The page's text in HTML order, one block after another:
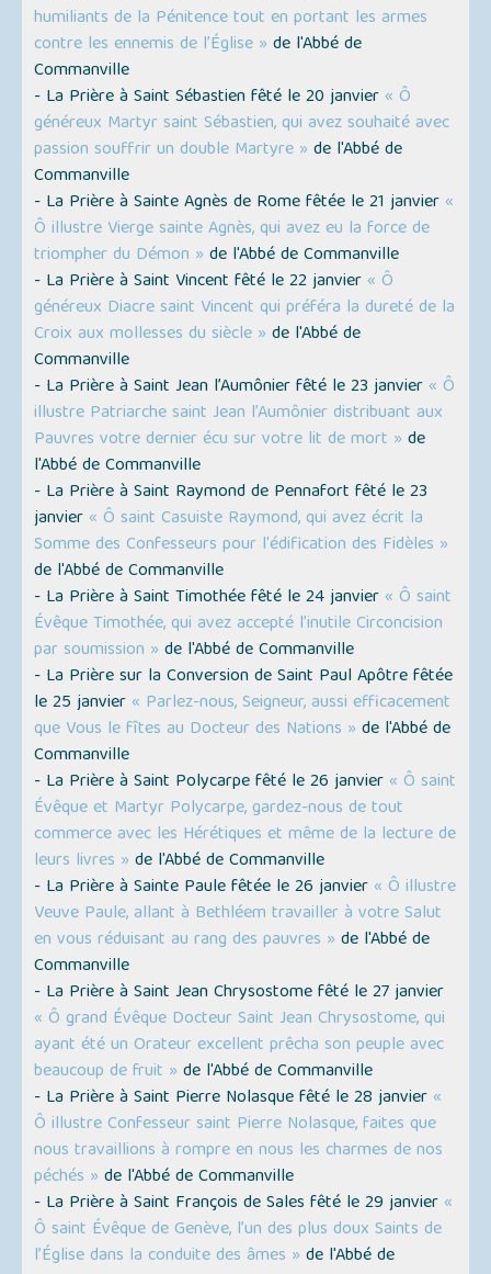
humiliants de la Pénitence tout en portant les armes
contre les ennemis de l’Église » de l'Abbé de
Commanville
- La Prière à Saint Sébastien fêté le 20 janvier « Ô
généreux Martyr saint Sébastien, qui avez souhaité avec
passion souffrir un double Martyre » de l'Abbé de
Commanville
- La Prière à Sainte Agnès de Rome fêtée le 21 janvier «
Ô illustre Vierge sainte Agnès, qui avez eu la force de
triompher du Démon » de l'Abbé de Commanville
- La Prière à Saint Vincent fêté le 22 janvier « Ô
généreux Diacre saint Vincent qui préféra la dureté de la
Croix aux mollesses du siècle » de l'Abbé de
Commanville
- La Prière à Saint Jean l’Aumônier fêté le 23 janvier « Ô
illustre Patriarche saint Jean l’Aumônier distribuant aux
Pauvres votre dernier écu sur votre lit de mort » de
l'Abbé de Commanville
- La Prière à Saint Raymond de Pennafort fêté le 23
janvier « Ô saint Casuiste Raymond, qui avez écrit la
Somme des Confesseurs pour l'édification des Fidèles »
de l'Abbé de Commanville
- La Prière à Saint Timothée fêté le 24 janvier « Ô saint
Évêque Timothée, qui avez accepté l’inutile Circoncision
par soumission » de l'Abbé de Commanville
- La Prière sur la Conversion de Saint Paul Apôtre fêtée
le 25 janvier « Parlez-nous, Seigneur, aussi efficacement
que Vous le fîtes au Docteur des Nations » de l'Abbé de
Commanville
- La Prière à Saint Polycarpe fêté le 26 janvier « Ô saint
Évêque et Martyr Polycarpe, gardez-nous de tout
commerce avec les Hérétiques et même de la lecture de
leurs livres » de l'Abbé de Commanville
- La Prière à Sainte Paule fêtée le 26 janvier « Ô illustre
Veuve Paule, allant à Bethléem travailler à votre Salut
en vous réduisant au rang des pauvres » de l'Abbé de
Commanville
- La Prière à Saint Jean Chrysostome fêté le 27 janvier
« Ô grand Évêque Docteur Saint Jean Chrysostome, qui
ayant été un Orateur excellent prêcha son peuple avec
beaucoup de fruit » de l'Abbé de Commanville
- La Prière à Saint Pierre Nolasque fêté le 28 janvier «
Ô illustre Confesseur saint Pierre Nolasque, faites que
nous travaillions à rompre en nous les charmes de nos
péchés » de l'Abbé de Commanville
- La Prière à Saint François de Sales fêté le 29 janvier «
Ô saint Évêque de Genève, l’un des plus doux Saints de
l’Église dans la conduite des âmes » de l'Abbé de